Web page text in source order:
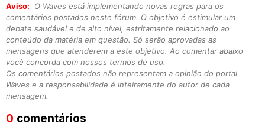
Aviso:
O Waves está implementando novas regras para os
comentários postados neste fórum. O objetivo é estimular um
debate saudável e de alto nível, estritamente relacionado ao
conteúdo da matéria em questão. Só serão aprovadas as
mensagens que atenderem a este objetivo. Ao comentar abaixo
você concorda com nossos termos de uso.
Os comentários postados não representam a opinião do portal
Waves e a responsabilidade é inteiramente do autor de cada
mensagem.
0 comentários